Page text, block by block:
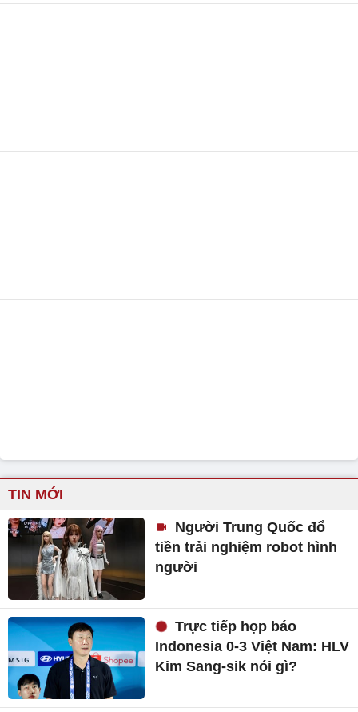
TIN MỚI
Người Trung Quốc đổ
tiền trải nghiệm robot hình
người
Trực tiếp họp báo
Indonesia 0-3 Việt Nam: HLV
Kim Sang-sik nói gì?